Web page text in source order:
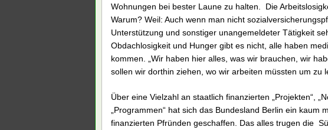
Wohnungen bei bester Laune zu halten. Die
Warum? Weil: Auch wenn man nicht
Unterstützung und sonstiger unangemeldeter Tätigkeit
Obdachlosigkeit und Hunger gibt es nicht, alle haben
kommen. „Wir haben hier alles, was wir brauchen, wir
sollen wir dorthin ziehen, wo wir arbeiten müssten um zu
Über eine Vielzahl an staatlich finanzierten „Projekten“,
„Programmen“ hat sich das Bundesland Berlin ein
finanzierten Pfründen geschaffen. Das alles trugen die